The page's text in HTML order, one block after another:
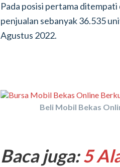
Pada posisi pertama
penjualan sebanyak 36.535
Agustus 2022.
Beli Mobil Bekas
Baca juga:5